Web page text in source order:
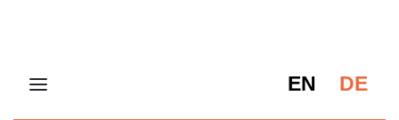
EN DE